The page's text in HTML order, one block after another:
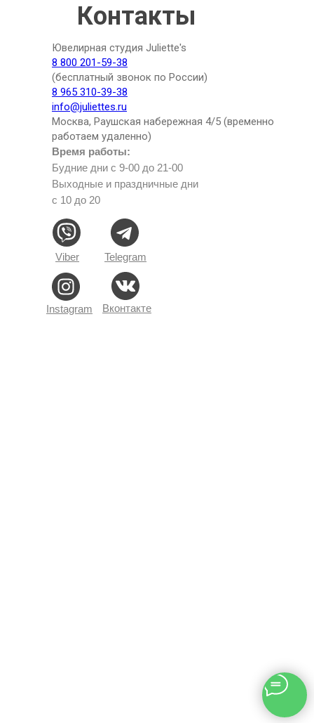
Время работы:
Будние дни с 9-00 до 21-00
Выходные и праздничные дни
с 10 до 20
Telegram
Viber
Instagram
Ювелирная студия Juliette's
8 800 201-59-38
(бесплатный звонок по России)
8 965 310-39-38
info@juliettes.ru
Москва, Раушская набережная 4/5 (временно
работаем удаленно)
Контакты
Вконтакте